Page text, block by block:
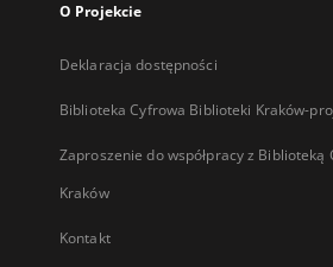
O Projekcie
Deklaracja dostępności
Biblioteka Cyfrowa Biblioteki Kraków-
Zaproszenie do współpracy z Biblioteką
Kraków
Kontakt